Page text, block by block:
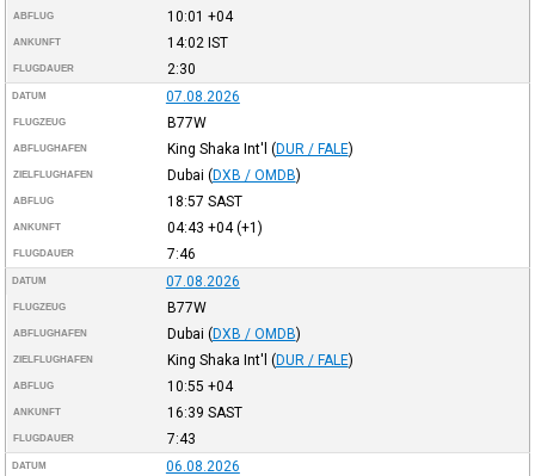
ABFLUG 10:01 +04
ANKUNFT 14:02 IST
FLUGDAUER 2:30
DATUM 07.08.2026
FLUGZEUG B77W
ABFLUGHAFEN King Shaka Int'l (DUR / FALE)
ZIELFLUGHAFEN Dubai (DXB / OMDB)
ABFLUG 18:57 SAST
ANKUNFT 04:43 +04(+1)
FLUGDAUER 7:46
DATUM 07.08.2026
FLUGZEUG B77W
ABFLUGHAFEN Dubai (DXB / OMDB)
ZIELFLUGHAFEN King Shaka Int'l (DUR / FALE)
ABFLUG 10:55 +04
ANKUNFT 16:39 SAST
FLUGDAUER 7:43
DATUM 06.08.2026